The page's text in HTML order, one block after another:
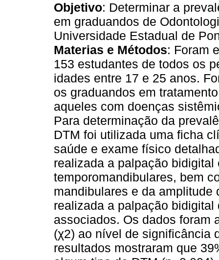
Objetivo: Determinar a
em graduandos de
Universidade Estadual de
Materias e Métodos: Foram
153 estudantes de todos os
idades entre 17 e 25 anos.
os graduandos em
aqueles com doenças
Para determinação da
DTM foi utilizada uma ficha
saúde e exame físico
realizada a palpação
temporomandibulares, bem
mandibulares e da amplitude
realizada a palpação
associados. Os dados foram
(χ2) ao nível de significância
resultados mostraram que